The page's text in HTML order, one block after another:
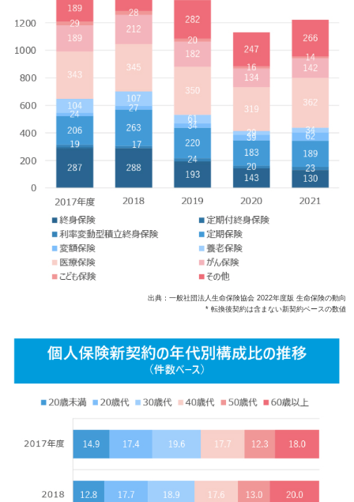
出典：一般社団法人生命保険協会 2022年度版 生命保険の動向
* 転換後契約は含まない新契約ベースの数値